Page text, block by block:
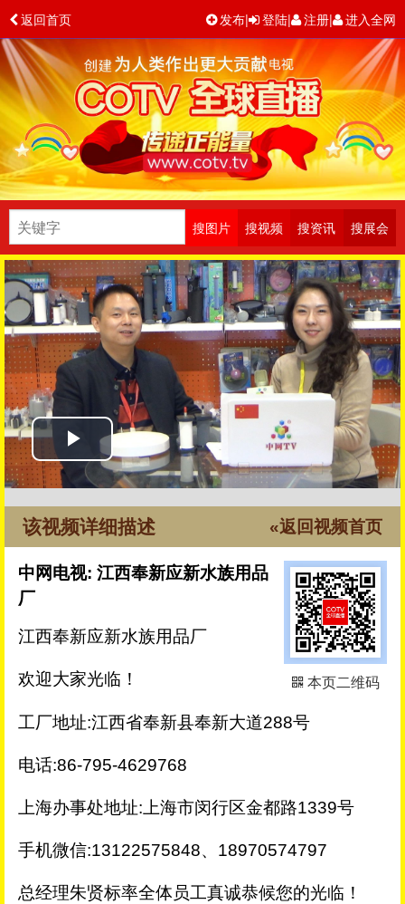
返回首页 发布| 登陆| 注册| 进入全网
«返回视频首页
该视频详细描述
本页二维码
中网电视: 江西奉新应新水族用品
厂
江西奉新应新水族用品厂
欢迎大家光临！
工厂地址:江西省奉新县奉新大道288号
电话:86-795-4629768
上海办事处地址:上海市闵行区金都路1339号
手机微信:13122575848、18970574797
总经理朱贤标率全体员工真诚恭候您的光临！